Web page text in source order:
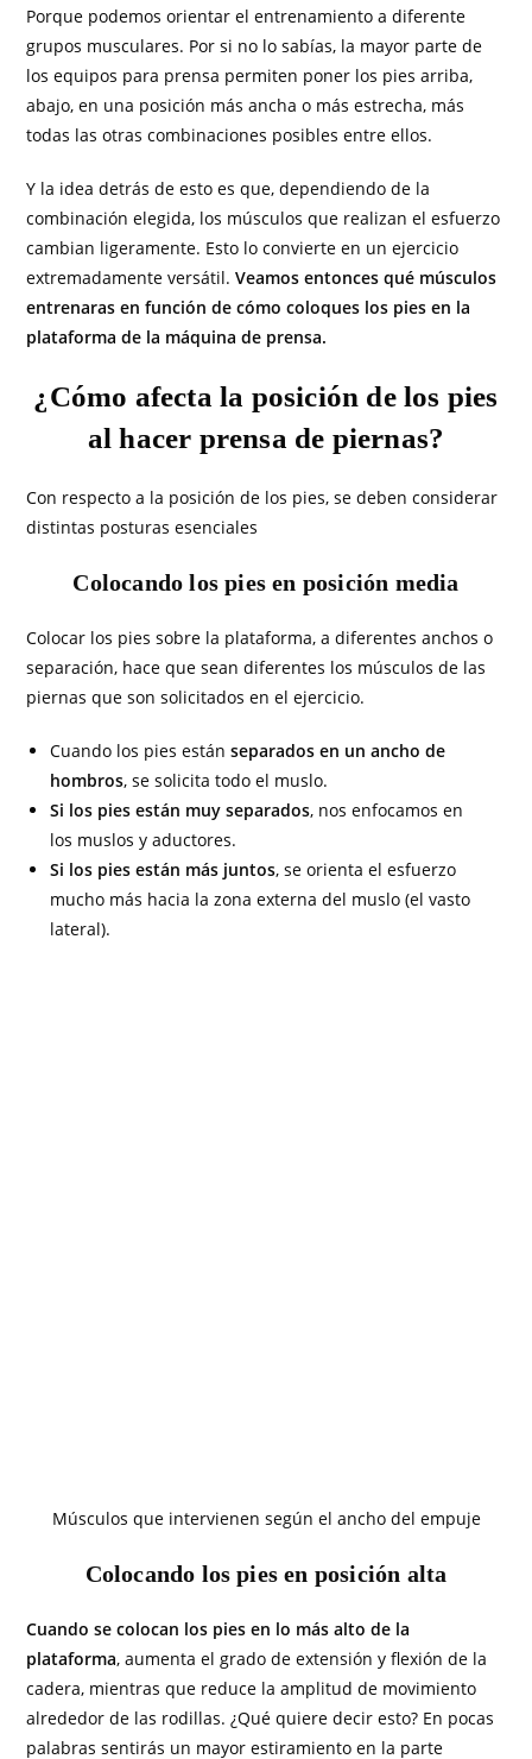
Porque podemos orientar el entrenamiento a diferente
grupos musculares. Por si no lo sabías, la mayor parte de
los equipos para prensa permiten poner los pies arriba,
abajo, en una posición más ancha o más estrecha, más
todas las otras combinaciones posibles entre ellos.
Y la idea detrás de esto es que, dependiendo de la
combinación elegida, los músculos que realizan el esfuerzo
cambian ligeramente. Esto lo convierte en un ejercicio
extremadamente versátil.Veamos entonces qué músculos
entrenaras en función de cómo coloques los pies en la
plataforma de la máquina de prensa.
¿Cómo afecta la posición de los pies
al hacer prensa de piernas?
Con respecto a la posición de los pies, se deben considerar
distintas posturas esenciales
Colocando los pies en posición media
Colocar los pies sobre la plataforma, a diferentes anchos o
separación, hace que sean diferentes los músculos de las
piernas que son solicitados en el ejercicio.
Cuando los pies estánseparados en un ancho de
hombros, se solicita todo el muslo.
Si los pies están muy separados, nos enfocamos en
los muslos y aductores.
Si los pies están más juntos, se orienta el esfuerzo
mucho más hacia la zona externa del muslo (el vasto
lateral).
Músculos que intervienen según el ancho del empuje
Colocando los pies en posición alta
Cuando se colocan los pies en lo más alto de la
plataforma, aumenta el grado de extensión y flexión de la
cadera, mientras que reduce la amplitud de movimiento
alrededor de las rodillas. ¿Qué quiere decir esto? En pocas
palabras sentirás un mayor estiramiento en la parte